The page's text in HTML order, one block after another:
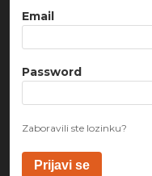
Email
Password
Zaboravili ste lozinku?